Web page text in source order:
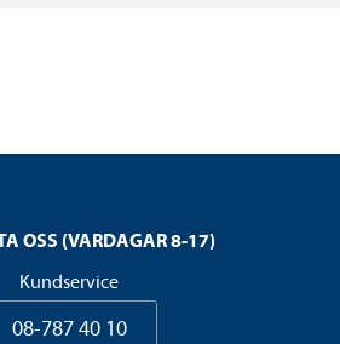
OSS (VARDAGAR 8-17)
Kundservice
08-787 40 10